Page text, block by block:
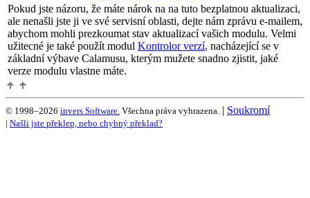
Pokud jste názoru, že máte nárok na na tuto bezplatnou aktualizaci,
ale nenašli jste ji ve své servisní oblasti, dejte nám zprávu e-mailem,
abychom mohli prezkoumat stav aktualizací vašich modulu. Velmi
užitecné je také použít modul Kontrolor verzí, nacházející se v
základní výbave Calamusu, kterým mužete snadno zjistit, jaké
verze modulu vlastne máte.
© 1998–2026 invers Software. Všechna práva vyhrazena. | Soukromí
| Našli jste překlep, nebo chybný překlad?